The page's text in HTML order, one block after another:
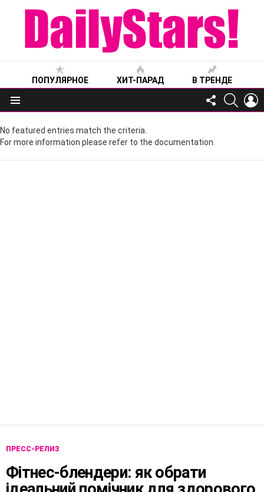
ПОПУЛЯРНОЕ ХИТ-ПАРАД В ТРЕНДЕ
Меню
FOLLOW
US
No featured entries match the criteria.
For more information please refer to the documentation.
ПРЕСС-РЕЛИЗ
Фітнес-блендери: як обрати